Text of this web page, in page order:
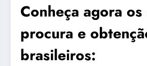
Conheça agora
procura e
brasileiros: